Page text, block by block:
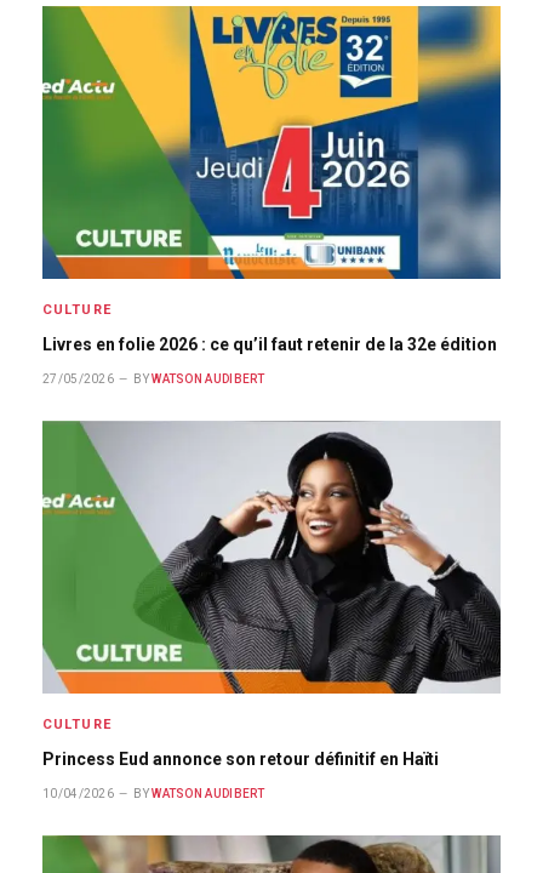
CULTURE
Livres en folie 2026 : ce qu’il faut retenir de la 32e édition
27/05/2026 BY WATSON AUDIBERT
CULTURE
Princess Eud annonce son retour définitif en Haïti
10/04/2026 BY WATSON AUDIBERT